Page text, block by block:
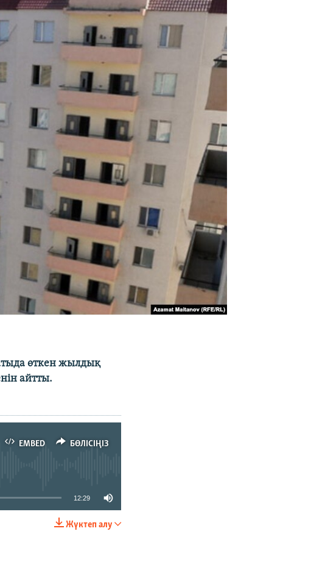
өткен жылдық
айтты.
EMBED БӨЛІСІҢІЗ
БӨЛІСІҢІЗ
12:29
Жүктеп алу